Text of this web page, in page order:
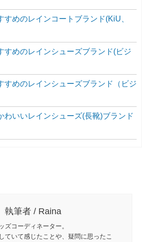
すめのレインコートブランド(KiU、
すめのレインシューズブランド(ビジ
すめのレインシューズブランド（ビジ
わいいレインシューズ(長靴)ブランド
執筆者 / Raina
ズコーディネーター。
ていて感じたことや、疑問に思ったこ